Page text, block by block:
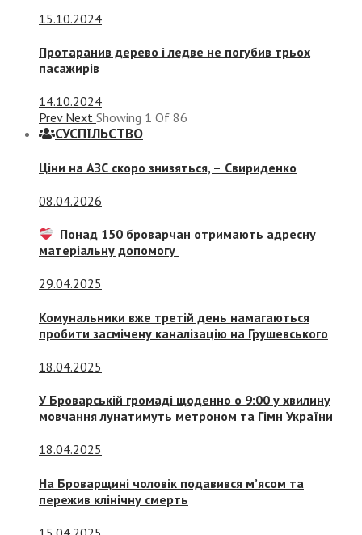
15.10.2024
Протаранив дерево і ледве не погубив трьох
пасажирів
14.10.2024
Prev Next Showing 1 Of 86
СУСПIЛЬСТВО
Ціни на АЗС скоро знизяться, – Свириденко
08.04.2026
Понад 150 броварчан отримають адресну
матеріальну допомогу
29.04.2025
Комунальники вже третій день намагаються
пробити засмічену каналізацію на Грушевського
18.04.2025
У Броварській громаді щоденно о 9:00 у хвилину
мовчання лунатимуть метроном та Гімн України
18.04.2025
На Броварщині чоловік подавився м’ясом та
пережив клінічну смерть